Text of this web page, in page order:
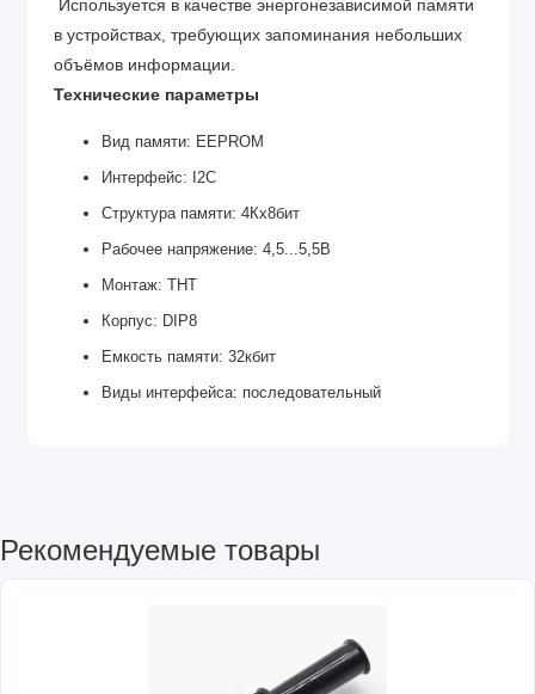
Используется в качестве энергонезависимой памяти
в устройствах, требующих запоминания небольших
объёмов информации.
Технические параметры
Вид памяти: EEPROM
Интерфейс: I2C
Структура памяти: 4Кx8бит
Рабочее напряжение: 4,5...5,5В
Монтаж: THT
Корпус: DIP8
Емкость памяти: 32кбит
Виды интерфейса: последовательный
Рекомендуемые товары